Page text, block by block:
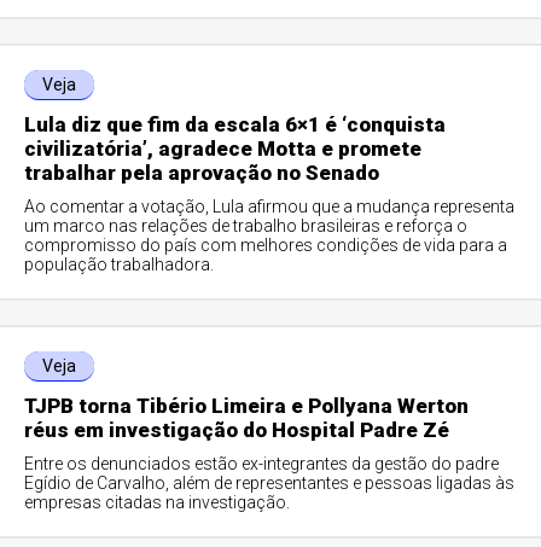
Veja
Lula diz que fim da escala 6×1 é ‘conquista
civilizatória’, agradece Motta e promete
trabalhar pela aprovação no Senado
Ao comentar a votação, Lula afirmou que a mudança representa
um marco nas relações de trabalho brasileiras e reforça o
compromisso do país com melhores condições de vida para a
população trabalhadora.
Veja
TJPB torna Tibério Limeira e Pollyana Werton
réus em investigação do Hospital Padre Zé
Entre os denunciados estão ex-integrantes da gestão do padre
Egídio de Carvalho, além de representantes e pessoas ligadas às
empresas citadas na investigação.